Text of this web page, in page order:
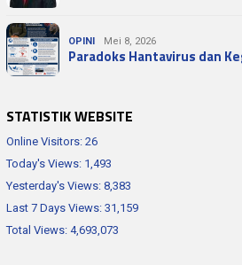
OPINI Mei 8, 2026
Paradoks Hantavirus dan
STATISTIK WEBSITE
Online Visitors: 26
Today's Views: 1,493
Yesterday's Views: 8,383
Last 7 Days Views: 31,159
Total Views: 4,693,073